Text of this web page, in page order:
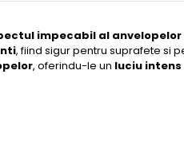
impecabil al anvelopelor
, fiind sigur pentru suprafete si
, oferindu-le un luciu